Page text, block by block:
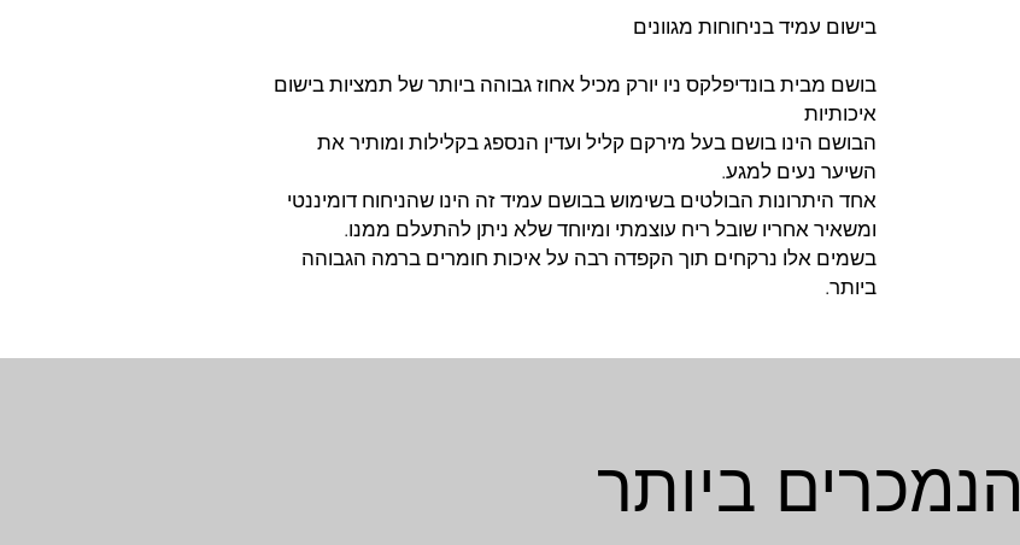
בישום עמיד בניחוחות מגוונים
בושם מבית בונדיפלקס ניו יורק מכיל אחוז גבוהה ביותר של תמציות בישום
איכותיות
הבושם הינו בושם בעל מירקם קליל ועדין הנספג בקלילות ומותיר את
השיער נעים למגע.
אחד היתרונות הבולטים בשימוש בבושם עמיד זה הינו שהניחוח דומיננטי
ומשאיר אחריו שובל ריח עוצמתי ומיוחד שלא ניתן להתעלם ממנו.
בשמים אלו נרקחים תוך הקפדה רבה על איכות חומרים ברמה הגבוהה
ביותר.
הנמכרים ביותר